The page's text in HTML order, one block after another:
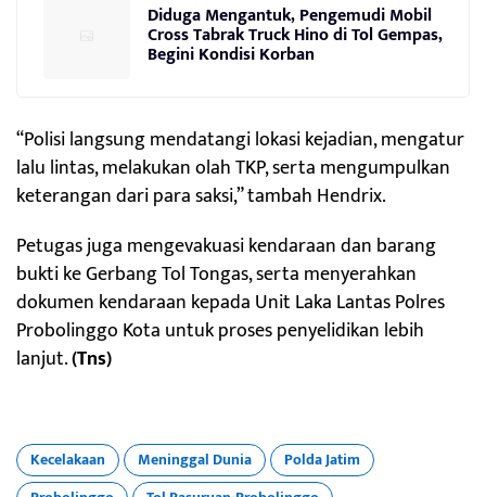
Diduga Mengantuk, Pengemudi Mobil
Cross Tabrak Truck Hino di Tol Gempas,
Begini Kondisi Korban
“Polisi langsung mendatangi lokasi kejadian, mengatur
lalu lintas, melakukan olah TKP, serta mengumpulkan
keterangan dari para saksi,” tambah Hendrix.
Petugas juga mengevakuasi kendaraan dan barang
bukti ke Gerbang Tol Tongas, serta menyerahkan
dokumen kendaraan kepada Unit Laka Lantas Polres
Probolinggo Kota untuk proses penyelidikan lebih
lanjut.(Tns)
Kecelakaan Meninggal Dunia
Polda Jatim